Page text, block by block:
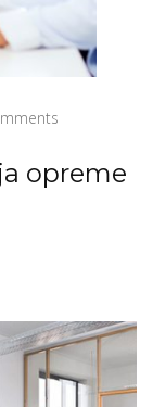
opreme